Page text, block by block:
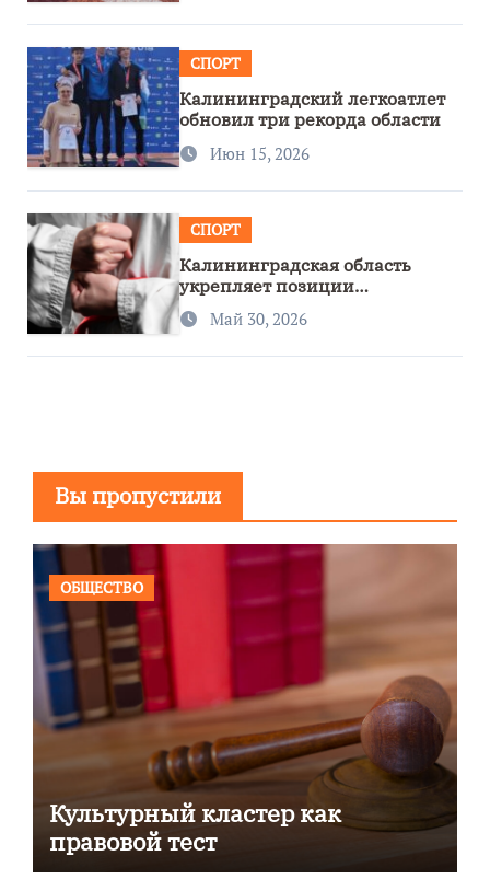
СПОРТ
Калининградский легкоатлет
обновил три рекорда области
Июн 15, 2026
СПОРТ
Калининградская область
укрепляет позиции
спортивного региона
Май 30, 2026
Вы пропустили
ОБЩЕСТВО
Культурный кластер как
правовой тест